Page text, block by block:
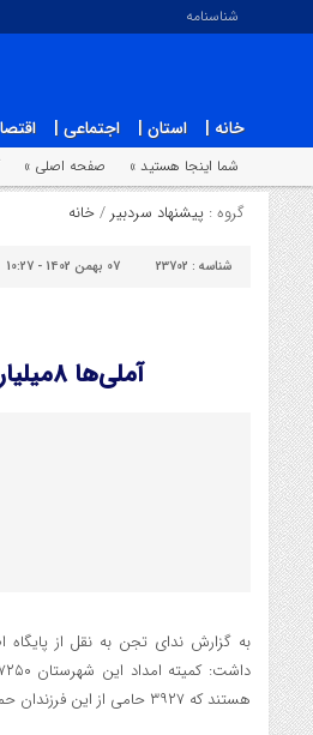
شناسنامه
خانه | استان | اجتماعی |
شما اینجا هستید » صفحه اصلی »
گروه : پیشنهاد سردبیر /خانه
شناسه : 23702 07 بهمن 1402 - 10:27
آملی‌ها 8میلیارد تومان به ایتام و محسنین کمک کردند
به گزارش ندای تجن به نقل از پایگاه
هستند که ۳۹۲۷ حامی از این فرزندان حمایت میکنند.